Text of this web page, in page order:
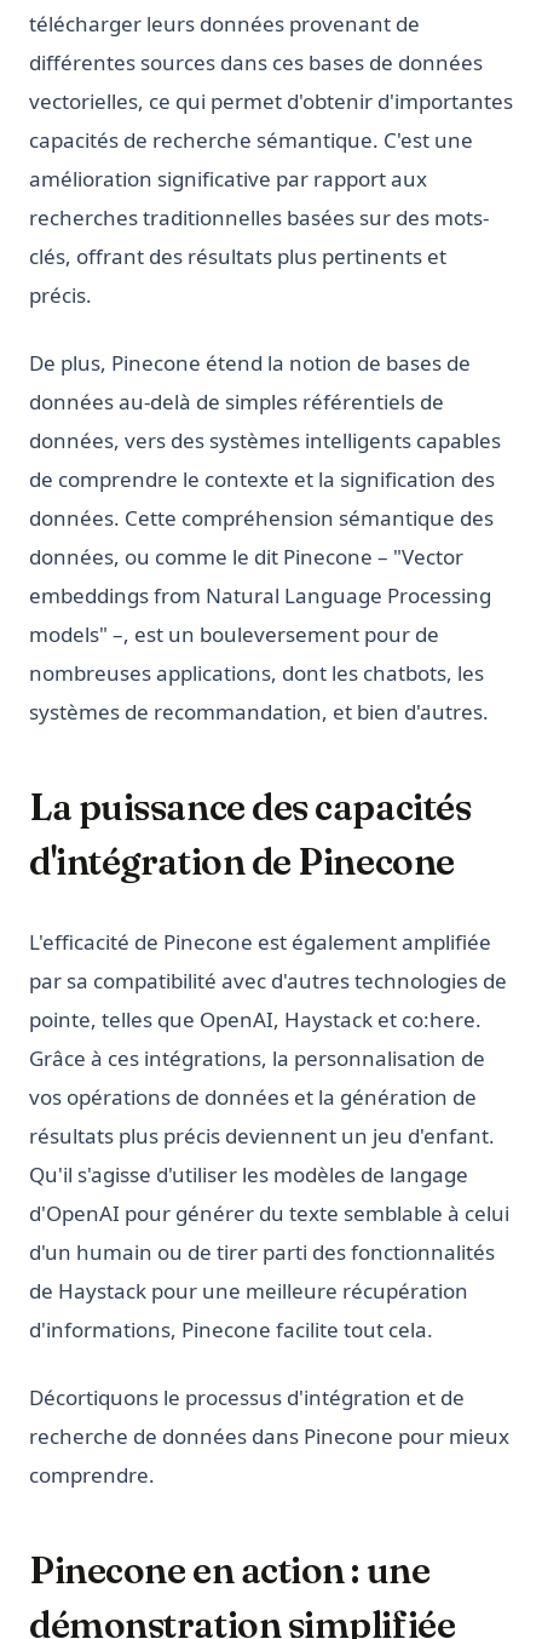
télécharger leurs données provenant de
différentes sources dans ces bases de données
vectorielles, ce qui permet d'obtenir d'importantes
capacités de recherche sémantique. C'est une
amélioration significative par rapport aux
recherches traditionnelles basées sur des mots-
clés, offrant des résultats plus pertinents et
précis.
De plus, Pinecone étend la notion de bases de
données au-delà de simples référentiels de
données, vers des systèmes intelligents capables
de comprendre le contexte et la signification des
données. Cette compréhension sémantique des
données, ou comme le dit Pinecone – "Vector
embeddings from Natural Language Processing
models" –, est un bouleversement pour de
nombreuses applications, dont les chatbots, les
systèmes de recommandation, et bien d'autres.
La puissance des capacités
d'intégration de Pinecone
L'efficacité de Pinecone est également amplifiée
par sa compatibilité avec d'autres technologies de
pointe, telles que OpenAI, Haystack et co:here.
Grâce à ces intégrations, la personnalisation de
vos opérations de données et la génération de
résultats plus précis deviennent un jeu d'enfant.
Qu'il s'agisse d'utiliser les modèles de langage
d'OpenAI pour générer du texte semblable à celui
d'un humain ou de tirer parti des fonctionnalités
de Haystack pour une meilleure récupération
d'informations, Pinecone facilite tout cela.
Décortiquons le processus d'intégration et de
recherche de données dans Pinecone pour mieux
comprendre.
Pinecone en action : une
démonstration simplifiée